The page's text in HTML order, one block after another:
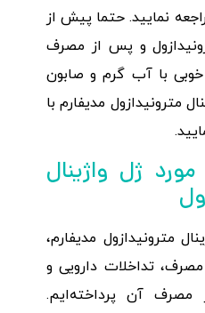
نمایید. حتما پیش از
و پس از مصرف
با آب گرم و صابون
مترونیدازول مدیفارم با
ژل واژینال
مترونیدازول مدیفارم،
تداخلات دارویی و
مصرف آن پرداخته‌ایم.